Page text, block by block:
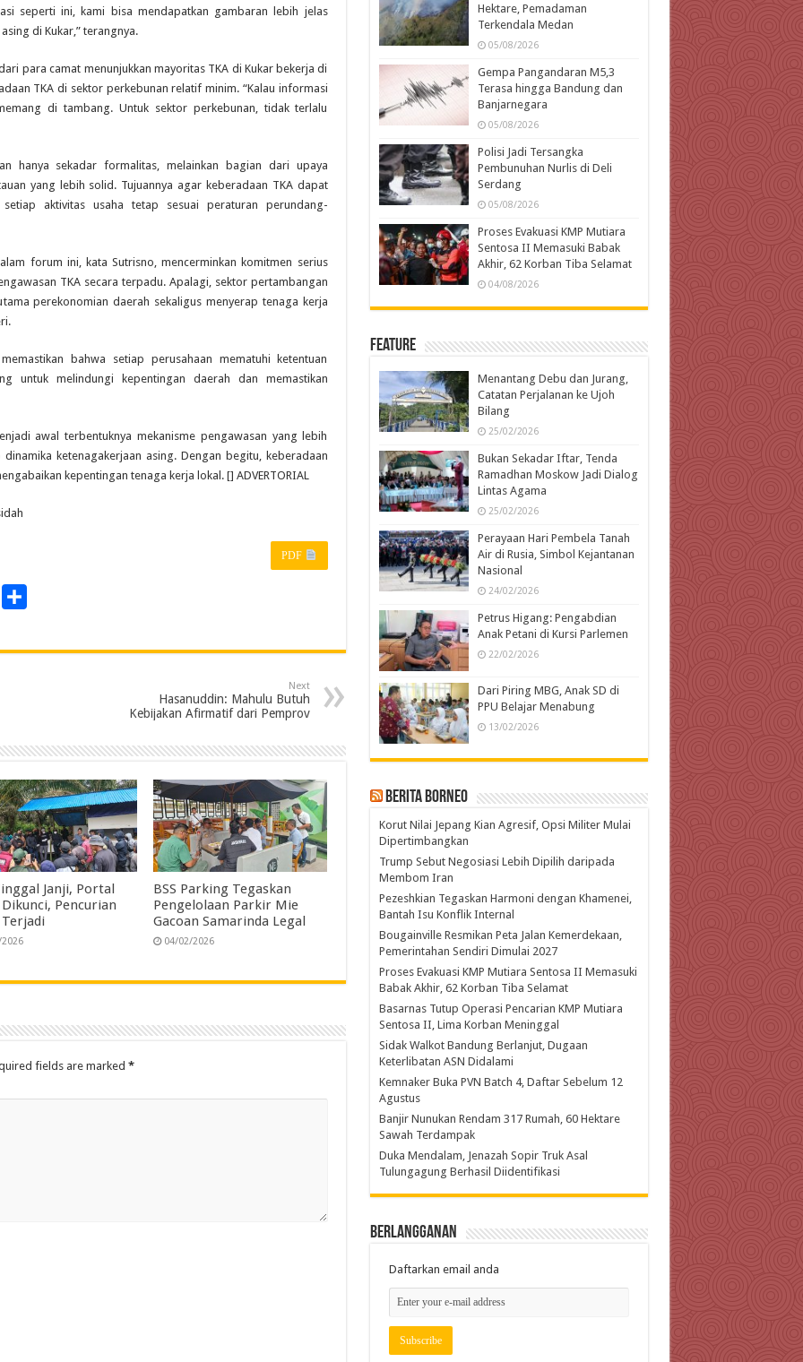
seperti ini, kami bisa mendapatkan gambaran lebih jelas
di Kukar,” terangnya.
para camat menunjukkan mayoritas TKA di Kukar bekerja di
TKA di sektor perkebunan relatif minim. “Kalau informasi
di tambang. Untuk sektor perkebunan, tidak terlalu
hanya sekadar formalitas, melainkan bagian dari upaya
yang lebih solid. Tujuannya agar keberadaan TKA dapat
aktivitas usaha tetap sesuai peraturan perundang-
forum ini, kata Sutrisno, mencerminkan komitmen serius
TKA secara terpadu. Apalagi, sektor pertambangan
perekonomian daerah sekaligus menyerap tenaga kerja
bahwa setiap perusahaan mematuhi ketentuan
untuk melindungi kepentingan daerah dan memastikan
awal terbentuknya mekanisme pengawasan yang lebih
ketenagakerjaan asing. Dengan begitu, keberadaan
kepentingan tenaga kerja lokal. [] ADVERTORIAL
PDF
a
Next
Hasanuddin: Mahulu Butuh
Kebijakan Afirmatif dari Pemprov
Janji, Portal
Pencurian
BSS Parking Tegaskan
Pengelolaan Parkir Mie
Gacoan Samarinda Legal
04/02/2026
fields are marked *
Hektare, Pemadaman
Terkendala Medan
05/08/2026
Gempa Pangandaran M5,3
Terasa hingga Bandung dan
Banjarnegara
05/08/2026
Polisi Jadi Tersangka
Pembunuhan Nurlis di Deli
Serdang
05/08/2026
Proses Evakuasi KMP Mutiara
Sentosa II Memasuki Babak
Akhir, 62 Korban Tiba Selamat
04/08/2026
Feature
Menantang Debu dan Jurang,
Catatan Perjalanan ke Ujoh
Bilang
25/02/2026
Bukan Sekadar Iftar, Tenda
Ramadhan Moskow Jadi Dialog
Lintas Agama
25/02/2026
Perayaan Hari Pembela Tanah
Air di Rusia, Simbol Kejantanan
Nasional
24/02/2026
Petrus Higang: Pengabdian
Anak Petani di Kursi Parlemen
22/02/2026
Dari Piring MBG, Anak SD di
PPU Belajar Menabung
13/02/2026
Berita Borneo
Korut Nilai Jepang Kian Agresif, Opsi Militer Mulai
Dipertimbangkan
Trump Sebut Negosiasi Lebih Dipilih daripada
Membom Iran
Pezeshkian Tegaskan Harmoni dengan Khamenei,
Bantah Isu Konflik Internal
Bougainville Resmikan Peta Jalan Kemerdekaan,
Pemerintahan Sendiri Dimulai 2027
Proses Evakuasi KMP Mutiara Sentosa II Memasuki
Babak Akhir, 62 Korban Tiba Selamat
Basarnas Tutup Operasi Pencarian KMP Mutiara
Sentosa II, Lima Korban Meninggal
Sidak Walkot Bandung Berlanjut, Dugaan
Keterlibatan ASN Didalami
Kemnaker Buka PVN Batch 4, Daftar Sebelum 12
Agustus
Banjir Nunukan Rendam 317 Rumah, 60 Hektare
Sawah Terdampak
Duka Mendalam, Jenazah Sopir Truk Asal
Tulungagung Berhasil Diidentifikasi
Berlangganan
Daftarkan email anda